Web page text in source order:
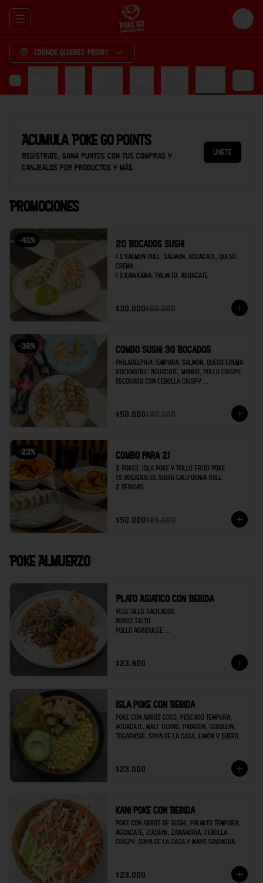
Abrir menu de navegación Login
¿Dónde quieres pedir?
Colombiano
AcumulaPoke Go points
Regístrate, gana puntos con tus compras y
canjealos por productos y más
Únete
Promociones
-40% 20 Bocados Sushi
1 x Salmon Pull: Salmón, aguacate, queso
crema .
1 x Kanikama: Palmito, aguacate
$30.000$50.000
-38% Combo Sushi 30 Bocados
Philadelphia Tempura: Salmón, queso crema
RocknRoll: Aguacate, Mango, Pollo Crispy,
Decorado con cebolla crispy
Gyozas x 2
$50.000$80.000
-23% Combo para 2!
2 Pokes: Isla Poke y Pollo Frito Poke
10 Bocados de Sushi California Roll
2 Bebidas
$50.000$65.000
Poke Almuerzo
Plato Asiatico con Bebida
Vegetales salteados
Arroz Frito
Pollo Agridulce
$23.900
Isla poke con Bebida
Poke con arroz coco, pescado tempura,
aguacate, maíz tierno, patacón, cebollín,
togarashi, soya de la casa, limón y suero.
$23.000
Kani poke con Bebida
Poke con arroz de sushi, palmito tempura,
aguacate, zuquini, zanahoria, cebolla
crispy, soya de la casa y mayo sriracha.
$23.000